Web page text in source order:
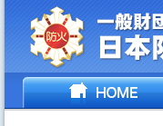
一般財団
HOME